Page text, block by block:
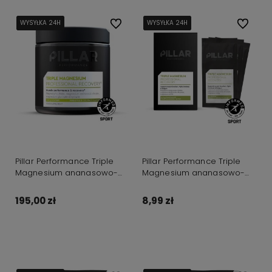
WYSYŁKA 24H
WYSYŁKA 24H
WYSYŁKA 24H
WYSYŁKA 24H
Pillar Performance Triple
Magnesium ananasowo-
195,00 zł
Do ulubionychWYSYŁKA 24H
WYSYŁKA 24H
WYSYŁKA 24H
WYSYŁKA 24H
Pillar Performance Triple
Magnesium ananasowo-
8,99 zł
Do